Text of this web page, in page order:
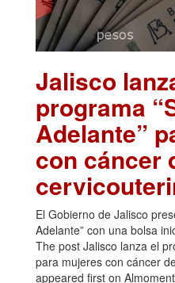
Jalisco
programa
Adelante”
con cáncer
El Gobierno de Jalisco
Adelante” con una bolsa
The post Jalisco lanza el
para mujeres con cáncer
appeared first on